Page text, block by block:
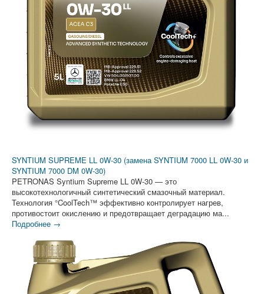
SYNTIUM SUPREME LL 0W-30 (замена SYNTIUM 7000 LL 0W-30 и
SYNTIUM 7000 DM 0W-30)
PETRONAS Syntium Supreme LL 0W-30 — это
высокотехнологичный синтетический смазочный материал.
Технология °CoolTech™ эффективно контролирует нагрев,
противостоит окислению и предотвращает деградацию ма...
Подробнее →